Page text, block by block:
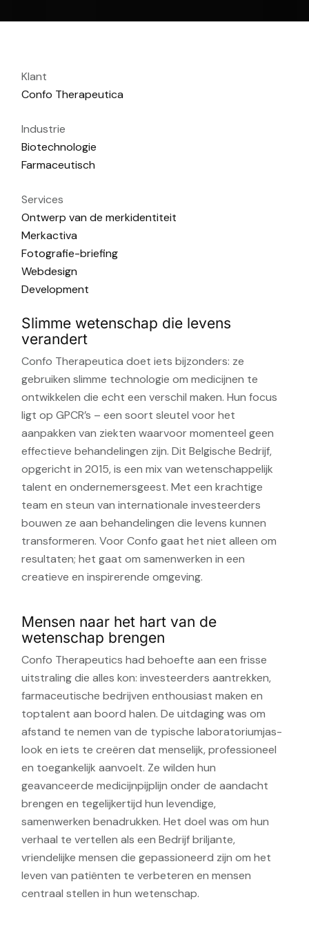
Klant
Confo Therapeutica
Industrie
Biotechnologie
Farmaceutisch
Services
Ontwerp van de merkidentiteit
Merkactiva
Fotografie-briefing
Webdesign
Development
Slimme wetenschap die levens
verandert
Confo Therapeutica doet iets bijzonders: ze
gebruiken slimme technologie om medicijnen te
ontwikkelen die echt een verschil maken. Hun focus
ligt op GPCR’s – een soort sleutel voor het
aanpakken van ziekten waarvoor momenteel geen
effectieve behandelingen zijn. Dit Belgische Bedrijf,
opgericht in 2015, is een mix van wetenschappelijk
talent en ondernemersgeest. Met een krachtige
team en steun van internationale investeerders
bouwen ze aan behandelingen die levens kunnen
transformeren. Voor Confo gaat het niet alleen om
resultaten; het gaat om samenwerken in een
creatieve en inspirerende omgeving.
Mensen naar het hart van de
wetenschap brengen
Confo Therapeutics had behoefte aan een frisse
uitstraling die alles kon: investeerders aantrekken,
farmaceutische bedrijven enthousiast maken en
toptalent aan boord halen. De uitdaging was om
afstand te nemen van de typische laboratoriumjas-
look en iets te creëren dat menselijk, professioneel
en toegankelijk aanvoelt. Ze wilden hun
geavanceerde medicijnpijplijn onder de aandacht
brengen en tegelijkertijd hun levendige,
samenwerken benadrukken. Het doel was om hun
verhaal te vertellen als een Bedrijf briljante,
vriendelijke mensen die gepassioneerd zijn om het
leven van patiënten te verbeteren en mensen
centraal stellen in hun wetenschap.
Deze website maakt gebruik
We gebruiken cookies om inhoud en
analyseren. We delen ook informatie over
analysepartners, die deze kunnen
of die zij hebben verzameld door uw
DETAILS WEERGEVEN